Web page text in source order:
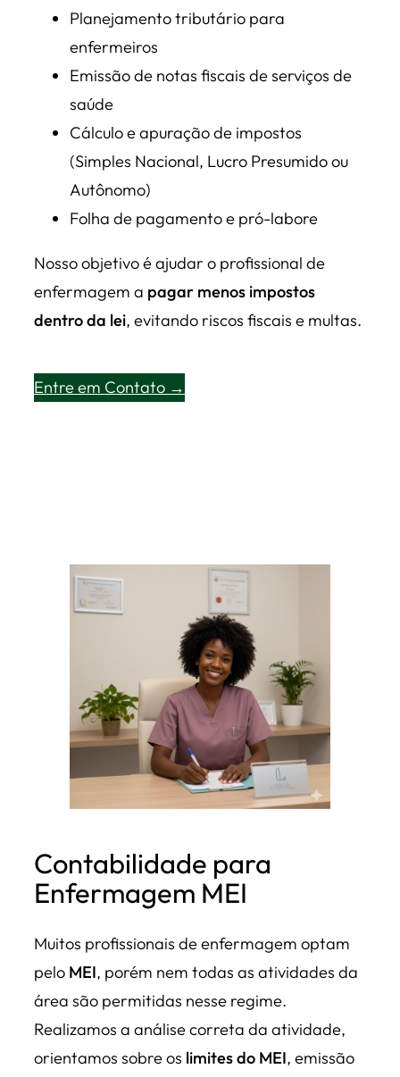
Planejamento tributário para
enfermeiros
Emissão de notas fiscais de serviços de
saúde
Cálculo e apuração de impostos
(Simples Nacional, Lucro Presumido ou
Autônomo)
Folha de pagamento e pró-labore
Nosso objetivo é ajudar o profissional de
enfermagem a pagar menos impostos
dentro da lei, evitando riscos fiscais e multas.
Entre em Contato →
Contabilidade para
Enfermagem MEI
Muitos profissionais de enfermagem optam
pelo MEI, porém nem todas as atividades da
área são permitidas nesse regime.
Realizamos a análise correta da atividade,
orientamos sobre os limites do MEI, emissão